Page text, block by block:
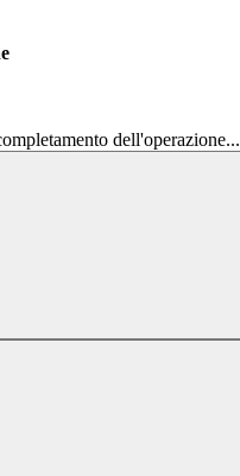
dell'operazione...